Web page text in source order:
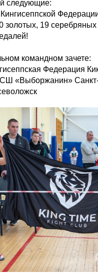
следующие:
Федерации
золотых, 19 серебряных
командном зачете:
Федерация
«Выборжанин» Санкт-